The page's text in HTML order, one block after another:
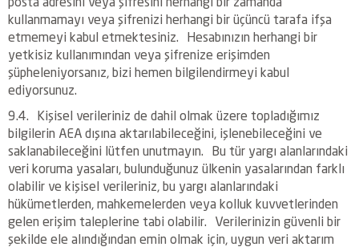
kullanmamayı veya şifrenizi herhangi bir üçüncü tarafa ifşa
etmemeyi kabul etmektesiniz. Hesabınızın herhangi bir
yetkisiz kullanımından veya şifrenize erişimden
şüpheleniyorsanız, bizi hemen bilgilendirmeyi kabul
ediyorsunuz.
9.4. Kişisel verileriniz de dahil olmak üzere topladığımız
bilgilerin AEA dışına aktarılabileceğini, işlenebileceğini ve
saklanabileceğini lütfen unutmayın. Bu tür yargı alanlarındaki
veri koruma yasaları, bulunduğunuz ülkenin yasalarından farklı
olabilir ve kişisel verileriniz, bu yargı alanlarındaki
hükümetlerden, mahkemelerden veya kolluk kuvvetlerinden
gelen erişim taleplerine tabi olabilir. Verilerinizin güvenli bir
şekilde ele alındığından emin olmak için, uygun veri aktarım